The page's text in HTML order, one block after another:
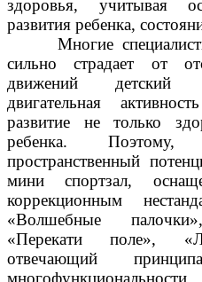
здоровья, учитывая
развития ребенка,
Многие
сильно страдает от
движений детский
двигательная
развитие не только
ребенка. Поэтому,
пространственный
мини спортзал,
коррекционным
«Волшебные
«Перекати поле»,
отвечающий